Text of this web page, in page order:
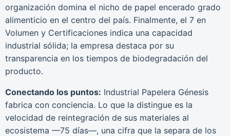
organización domina el nicho de papel encerado grado
alimenticio en el centro del país. Finalmente, el 7 en
Volumen y Certificaciones indica una capacidad
industrial sólida; la empresa destaca por su
transparencia en los tiempos de biodegradación del
producto.
Conectando los puntos: Industrial Papelera Génesis
fabrica con conciencia. Lo que la distingue es la
velocidad de reintegración de sus materiales al
ecosistema —75 días—, una cifra que la separa de los